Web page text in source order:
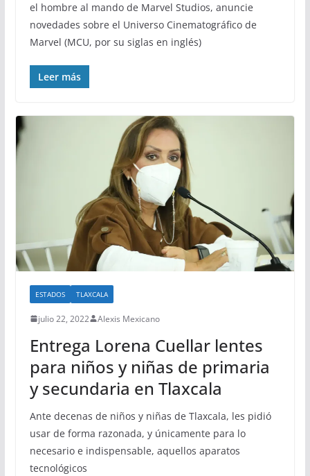
el hombre al mando de Marvel Studios, anuncie
novedades sobre el Universo Cinematográfico de
Marvel (MCU, por su siglas en inglés)
Leer más
ESTADOS TLAXCALA
julio 22, 2022 Alexis Mexicano
Entrega Lorena Cuellar lentes
para niños y niñas de primaria
y secundaria en Tlaxcala
Ante decenas de niños y niñas de Tlaxcala, les pidió
usar de forma razonada, y únicamente para lo
necesario e indispensable, aquellos aparatos
tecnológicos